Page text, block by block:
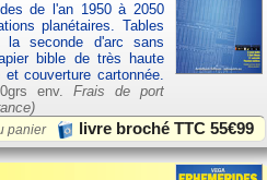
de l'an 1950 à 2050
planétaires. Tables
la seconde d'arc sans
bible de très haute
couverture cartonnée.
env.Frais de port
panier livre broché TTC55€99